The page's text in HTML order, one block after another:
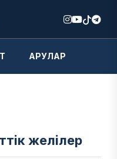
АРУЛАР
желілер